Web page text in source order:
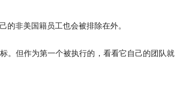
的非美国籍员工也会被排除在外。
。但作为第一个被执行的，看看它自己的团队就